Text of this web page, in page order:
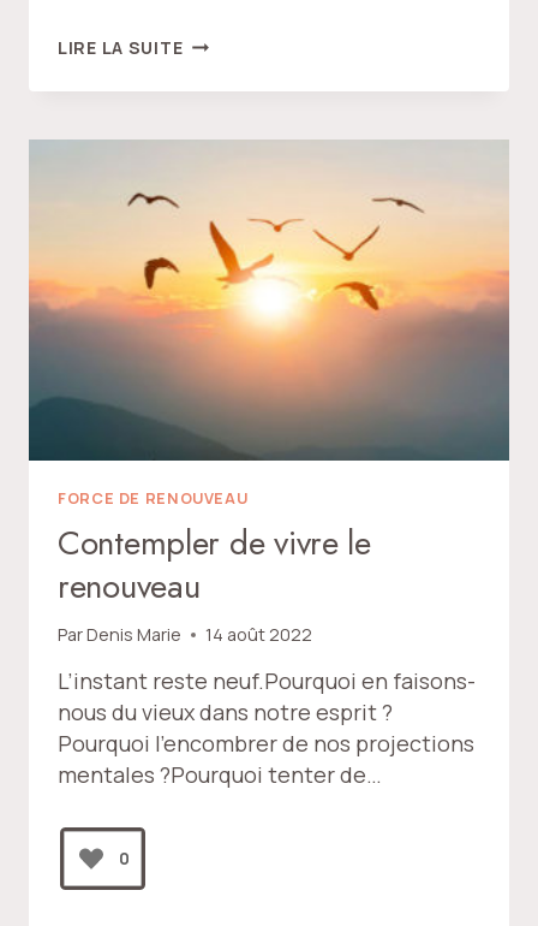
LIRE LA SUITEL’ESPRIT
TRACES
FORCE DE RENOUVEAU
Contempler de vivre le
renouveau
ParDenis Marie 14 août 2022
L’instant reste neuf.Pourquoi en faisons-
nous du vieux dans notre esprit ?
Pourquoi l’encombrer de nos projections
mentales ?Pourquoi tenter de…
0